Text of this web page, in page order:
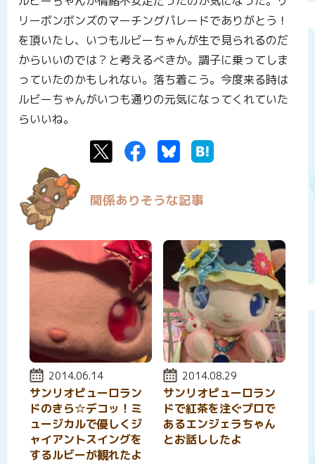
リーボンボンズのマーチングパレードでありがとう！
を頂いたし、いつもルビーちゃんが生で見られるのだ
からいいのでは？と考えるべきか。調子に乗ってしま
っていたのかもしれない。落ち着こう。今度来る時は
ルビーちゃんがいつも通りの元気になってくれていた
らいいね。
TwitterFacebookBluesky
関係ありそうな記事
投稿日:
2014.06.14
サンリオピューロラン
ドのきら☆デコッ！ミ
ュージカルで優しくジ
ャイアントスイングを
するルビーが観れたよ
投稿日:
2014.08.29
サンリオピューロラン
ドで紅茶を注ぐプロで
あるエンジェラちゃん
とお話ししたよ